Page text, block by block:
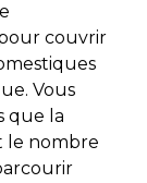
couvrir
Vous
que la
le nombre